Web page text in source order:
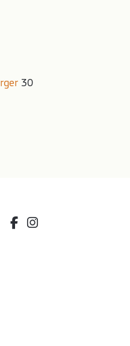
30
facebook.com/
instagram.com/